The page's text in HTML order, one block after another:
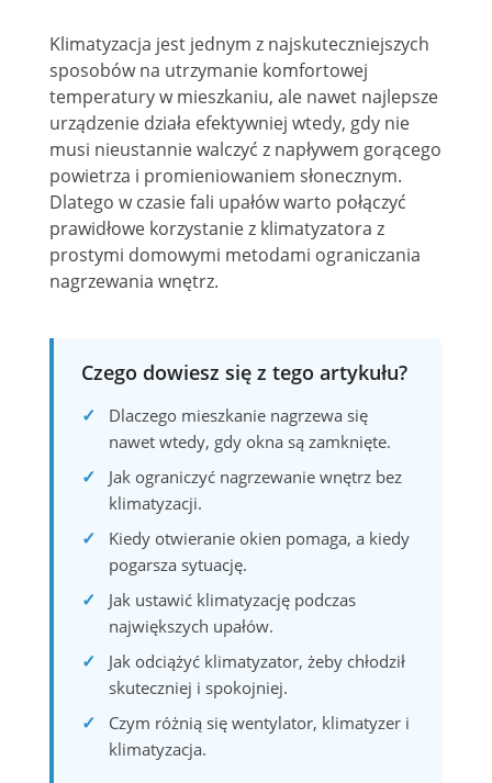
Klimatyzacja jest jednym z najskuteczniejszych
sposobów na utrzymanie komfortowej
temperatury w mieszkaniu, ale nawet najlepsze
urządzenie działa efektywniej wtedy, gdy nie
musi nieustannie walczyć z napływem gorącego
powietrza i promieniowaniem słonecznym.
Dlatego w czasie fali upałów warto połączyć
prawidłowe korzystanie z klimatyzatora z
prostymi domowymi metodami ograniczania
nagrzewania wnętrz.
Czego dowiesz się z tego artykułu?
Dlaczego mieszkanie nagrzewa się
nawet wtedy, gdy okna są zamknięte.
Jak ograniczyć nagrzewanie wnętrz bez
klimatyzacji.
Kiedy otwieranie okien pomaga, a kiedy
pogarsza sytuację.
Jak ustawić klimatyzację podczas
największych upałów.
Jak odciążyć klimatyzator, żeby chłodził
skuteczniej i spokojniej.
Czym różnią się wentylator, klimatyzer i
klimatyzacja.